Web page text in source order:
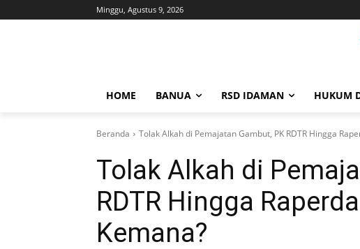
Minggu, Agustus 9, 2026
HOME BANUA RSD IDAMAN HUKUM
Beranda Tolak Alkah di Pemajatan Gambut, PK RDTR Hingga
Tolak Alkah di
RDTR Hingga
Kemana?